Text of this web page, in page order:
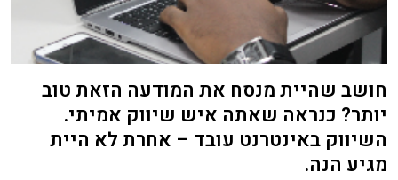
חושב שהיית מנסח את המודעה הזאת טוב
יותר? כנראה שאתה איש שיווק אמיתי.
השיווק באינטרנט עובד – אחרת לא היית
מגיע הנה.